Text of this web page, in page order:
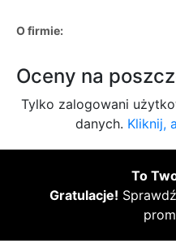
O firmie:
Oceny na
Tylko zalogowani
danych. Kliknij,
To
Gratulacje!